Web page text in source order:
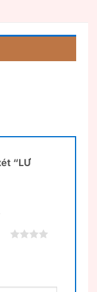
“LƯ